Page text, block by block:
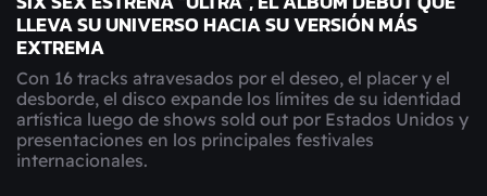
LLEVA SU UNIVERSO HACIA SU VERSIÓN MÁS
EXTREMA
Con 16 tracks atravesados por el deseo, el placer y el
desborde, el disco expande los límites de su identidad
artística luego de shows sold out por Estados Unidos y
presentaciones en los principales festivales
internacionales.